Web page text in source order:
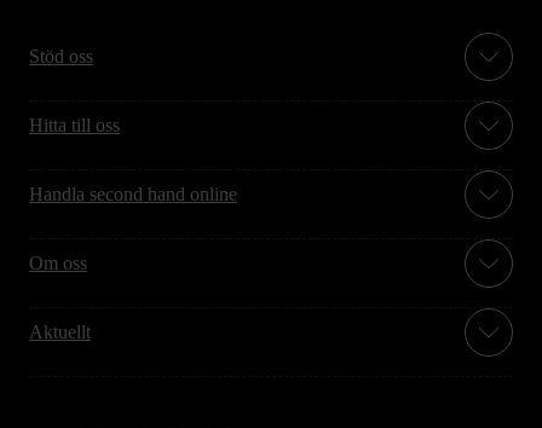
Stöd oss
Hitta till oss
Handla second hand online
Om oss
Aktuellt